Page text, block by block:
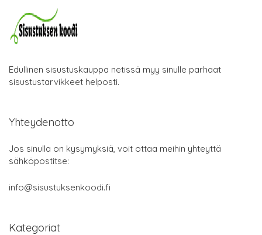
Edullinen sisustuskauppa netissä myy sinulle parhaat
sisustustarvikkeet helposti.
Yhteydenotto
Jos sinulla on kysymyksiä, voit ottaa meihin yhteyttä
sähköpostitse:
info@sisustuksenkoodi.fi
Kategoriat